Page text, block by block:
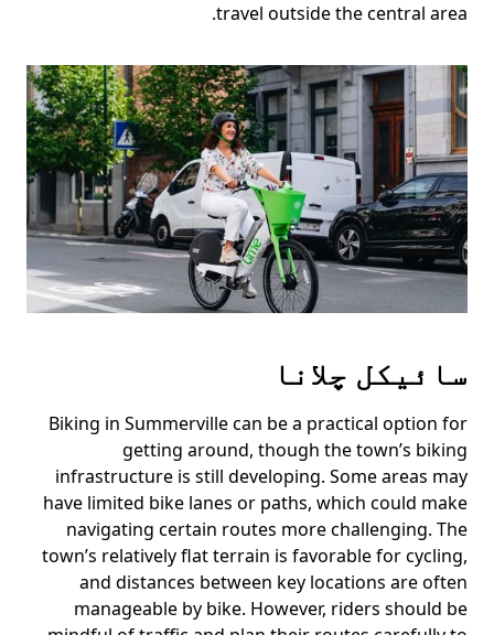
travel outside the central area.
سائیکل چلانا
Biking in Summerville can be a practical option for
getting around, though the town’s biking
infrastructure is still developing. Some areas may
have limited bike lanes or paths, which could make
navigating certain routes more challenging. The
town’s relatively flat terrain is favorable for cycling,
and distances between key locations are often
manageable by bike. However, riders should be